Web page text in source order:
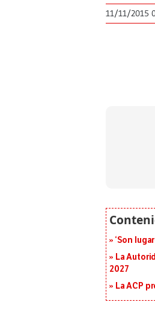
11/11/2015
‘Son
La
2027
La ACP